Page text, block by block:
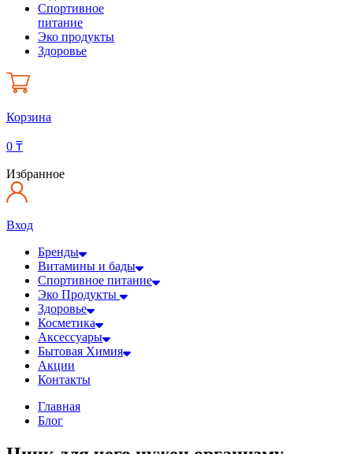
Спортивное
питание
Эко продукты
Здоровье
Корзина
0 ₸
Избранное
Вход
Бренды
Витамины и бады
Спортивное питание
Эко Продукты
Здоровье
Косметика
Аксессуары
Бытовая Химия
Акции
Контакты
Главная
Блог